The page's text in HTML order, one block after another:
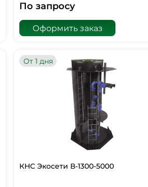
По запросу
Оформить заказ
От 1 дня
КНС Экосети В-1300-5000